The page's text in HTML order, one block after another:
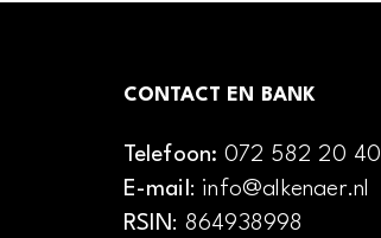
CONTACT EN BANK
Telefoon: 072 582 20 40
E-mail: info@alkenaer.nl
RSIN: 864938998